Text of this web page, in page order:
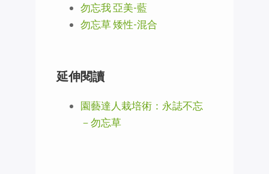
勿忘我 亞美-藍
勿忘草 矮性-混合
延伸閱讀
園藝達人栽培術：永誌不忘
－勿忘草